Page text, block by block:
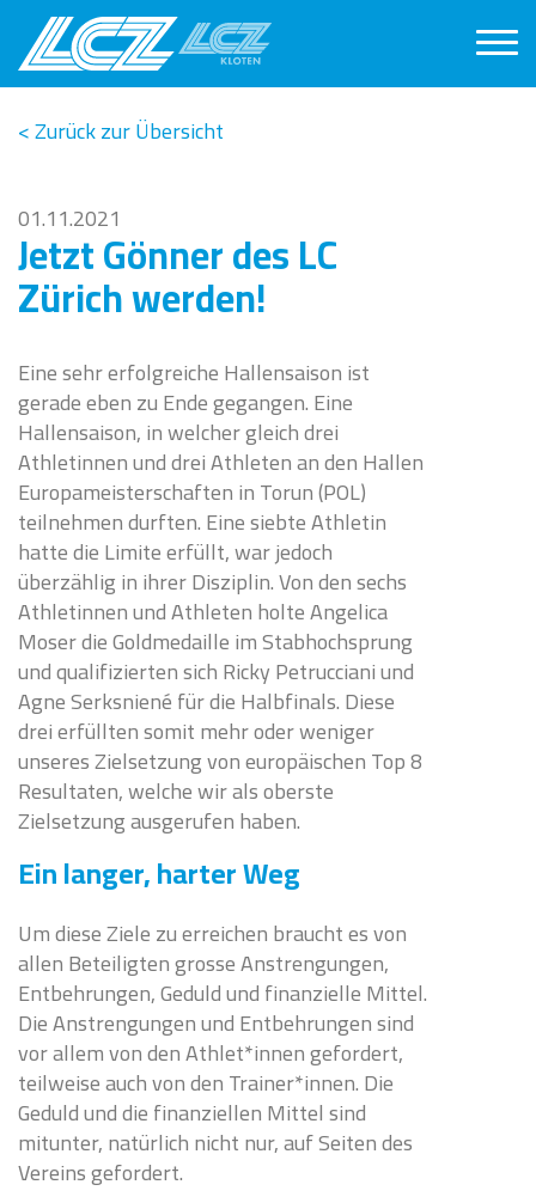
< Zurück zur Übersicht
01.11.2021
Jetzt Gönner des LC
Zürich werden!
Eine sehr erfolgreiche Hallensaison ist
gerade eben zu Ende gegangen. Eine
Hallensaison, in welcher gleich drei
Athletinnen und drei Athleten an den Hallen
Europameisterschaften in Torun (POL)
teilnehmen durften. Eine siebte Athletin
hatte die Limite erfüllt, war jedoch
überzählig in ihrer Disziplin. Von den sechs
Athletinnen und Athleten holte Angelica
Moser die Goldmedaille im Stabhochsprung
und qualifizierten sich Ricky Petrucciani und
Agne Serksniené für die Halbfinals. Diese
drei erfüllten somit mehr oder weniger
unseres Zielsetzung von europäischen Top 8
Resultaten, welche wir als oberste
Zielsetzung ausgerufen haben.
Ein langer, harter Weg
Um diese Ziele zu erreichen braucht es von
allen Beteiligten grosse Anstrengungen,
Entbehrungen, Geduld und finanzielle Mittel.
Die Anstrengungen und Entbehrungen sind
vor allem von den Athlet*innen gefordert,
teilweise auch von den Trainer*innen. Die
Geduld und die finanziellen Mittel sind
mitunter, natürlich nicht nur, auf Seiten des
Vereins gefordert.